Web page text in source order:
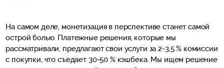
На самом деле, монетизация в перспективе станет самой
острой болью. Платежные решения, которые мы
рассматривали, предлагают свои услуги за 2-3,5 % комиссии
с покупки, что съедает 30-50 % кэшбека. Мы ищем решение